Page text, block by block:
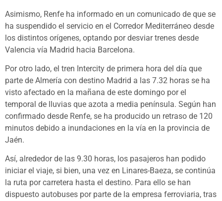
Asimismo, Renfe ha informado en un comunicado de que se
ha suspendido el servicio en el Corredor Mediterráneo desde
los distintos orígenes, optando por desviar trenes desde
Valencia vía Madrid hacia Barcelona.
Por otro lado, el tren Intercity de primera hora del día que
parte de Almería con destino Madrid a las 7.32 horas se ha
visto afectado en la mañana de este domingo por el
temporal de lluvias que azota a media península. Según han
confirmado desde Renfe, se ha producido un retraso de 120
minutos debido a inundaciones en la vía en la provincia de
Jaén.
Así, alrededor de las 9.30 horas, los pasajeros han podido
iniciar el viaje, si bien, una vez en Linares-Baeza, se continúa
la ruta por carretera hasta el destino. Para ello se han
dispuesto autobuses por parte de la empresa ferroviaria, tras